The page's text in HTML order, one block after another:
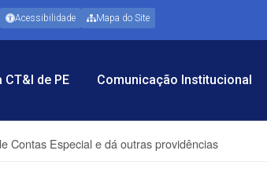
Contas Especial e dá outras providências
Acessibilidade Mapa do Site
de PE Comunicação Institucional